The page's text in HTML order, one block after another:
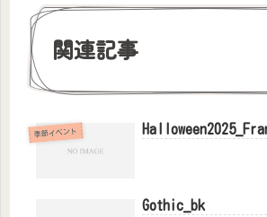
関連記事
季節イベント
Gothic_bk